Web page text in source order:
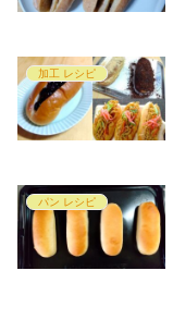
加工 レシピ
パン レシピ